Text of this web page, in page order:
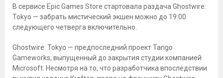
В сервисе Epic Games Store стартовала раздача Ghostwire:
Tokyo — забрать мистический экшен можно до 19:00
следующего четверга включительно.
Ghostwire: Tokyo — предпоследний проект Tango
Gameworks, выпущенный до закрытия студии компанией
Microsoft. Несмотря на то, что разработчика впоследствии